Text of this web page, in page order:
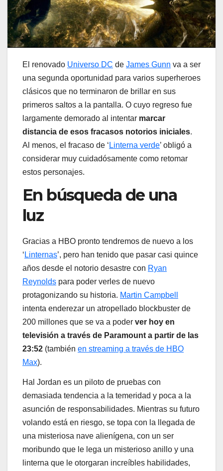
El renovado Universo DC de James Gunn va a ser
una segunda oportunidad para varios superheroes
clásicos que no terminaron de brillar en sus
primeros saltos a la pantalla. O cuyo regreso fue
largamente demorado al intentar marcar
distancia de esos fracasos notorios iniciales.
Al menos, el fracaso de ‘ Linterna verde’ obligó a
considerar muy cuidadósamente como retomar
estos personajes.
En búsqueda de una
luz
Gracias a HBO pronto tendremos de nuevo a los
‘ Linternas’, pero han tenido que pasar casi quince
años desde el notorio desastre con Ryan
Reynolds para poder verles de nuevo
protagonizando su historia. Martin Campbell
intenta enderezar un atropellado blockbuster de
200 millones que se va a poder ver hoy en
televisión a través de Paramount a partir de las
23:52 (también en streaming a través de HBO
Max).
Hal Jordan es un piloto de pruebas con
demasiada tendencia a la temeridad y poca a la
asunción de responsabilidades. Mientras su futuro
volando está en riesgo, se topa con la llegada de
una misteriosa nave alienígena, con un ser
moribundo que le lega un misterioso anillo y una
linterna que le otorgaran increíbles habilidades,